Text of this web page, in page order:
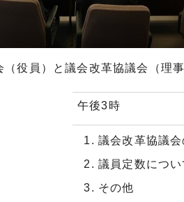
（役員）と議会改革協議会（理
午後3時
議会改革協議
議員定数につい
その他